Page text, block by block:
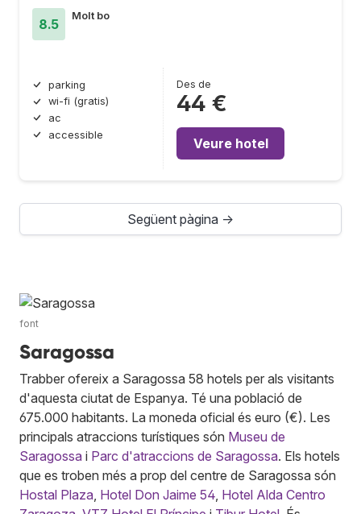
8.5
Molt bo
parking
wi-fi (gratis)
ac
accessible
Des de
44 €
Veure hotel
Següent pàgina →
font
Saragossa
Trabber ofereix a Saragossa 58 hotels per als visitants
d'aquesta ciutat de Espanya. Té una població de
675.000 habitants. La moneda oficial és euro (€). Les
principals atraccions turístiques són Museu de
Saragossa i Parc d'atraccions de Saragossa. Els hotels
que es troben més a prop del centre de Saragossa són
Hostal Plaza Hotel Don Jaime 54 Hotel Alda Centro